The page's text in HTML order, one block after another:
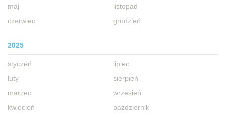
maj
czerwiec
listopad
grudzień
2025
styczeń
luty
marzec
kwiecień
lipiec
sierpień
wrzesień
październik